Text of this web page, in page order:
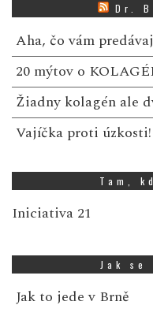
Dr.
Aha, čo vám
20 mýtov o
Žiadny kolagén ale
Vajíčka proti
Tam,
Iniciativa 21
Jak se
Jak to jede v Brně